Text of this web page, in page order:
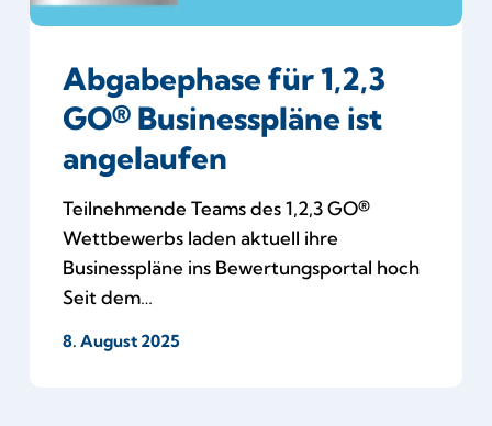
Abgabephase für 1,2,3
GO® Businesspläne ist
angelaufen
Teilnehmende Teams des 1,2,3 GO®
Wettbewerbs laden aktuell ihre
Businesspläne ins Bewertungsportal hoch
Seit dem…
8. August 2025